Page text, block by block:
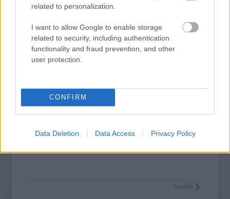
related to personalization.
I want to allow Google to enable storage
related to security, including authentication
functionality and fraud prevention, and other
user protection.
CONFIRM
Data Deletion Data Access Privacy Policy
Debrecenbe érkezik Abigél
Abigéljét. A darab iránt óriási az érdeklődés:szombatontöbb
tovább